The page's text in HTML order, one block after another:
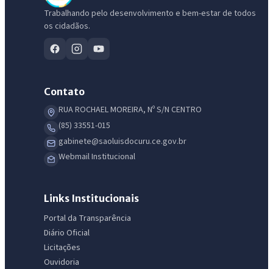
Trabalhando pelo desenvolvimento e bem-estar de todos
os cidadãos.
Contato
RUA ROCHAEL MOREIRA, Nº S/N CENTRO
(85) 33551-015
gabinete@saoluisdocuru.ce.gov.br
Webmail Institucional
Links Institucionais
Portal da Transparência
Diário Oficial
Licitações
Ouvidoria